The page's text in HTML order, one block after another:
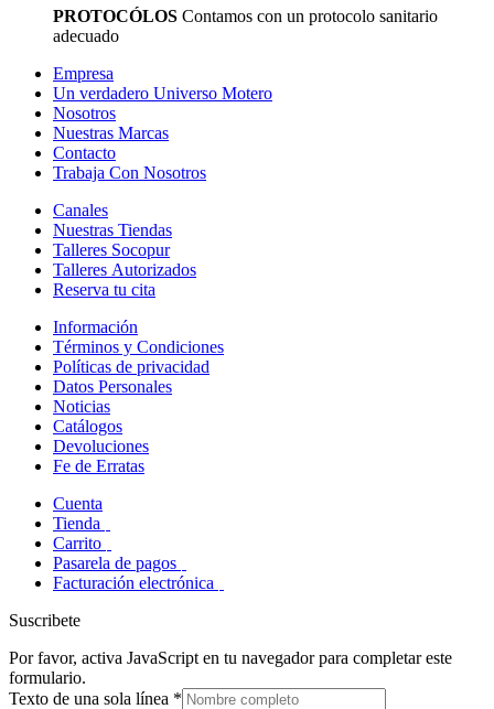
PROTOCÓLOS Contamos con un protocolo sanitario
adecuado
Empresa
Un verdadero Universo Motero
Nosotros
Nuestras Marcas
Contacto
Trabaja Con Nosotros
Canales
Nuestras Tiendas
Talleres Socopur
Talleres Autorizados
Reserva tu cita
Información
Términos y Condiciones
Políticas de privacidad
Datos Personales
Noticias
Catálogos
Devoluciones
Fe de Erratas
Cuenta
Tienda
Carrito
Pasarela de pagos
Facturación electrónica
Suscribete
Por favor, activa JavaScript en tu navegador para completar este
formulario.
Texto de una sola línea *